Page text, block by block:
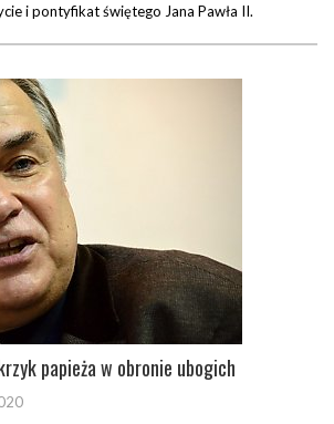
i pontyfikat świętego Jana Pawła II.
papieża w obronie ubogich